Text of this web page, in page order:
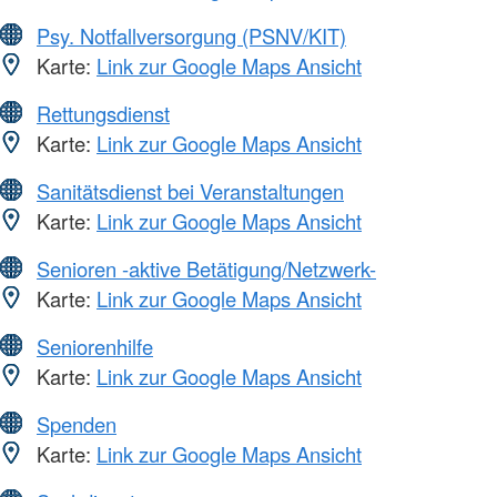
Psy. Notfallversorgung (PSNV/KIT)
Karte: Link zur Google Maps Ansicht
Rettungsdienst
Karte: Link zur Google Maps Ansicht
Sanitätsdienst bei Veranstaltungen
Karte: Link zur Google Maps Ansicht
Senioren -aktive Betätigung/Netzwerk-
Karte: Link zur Google Maps Ansicht
Seniorenhilfe
Karte: Link zur Google Maps Ansicht
Spenden
Karte: Link zur Google Maps Ansicht